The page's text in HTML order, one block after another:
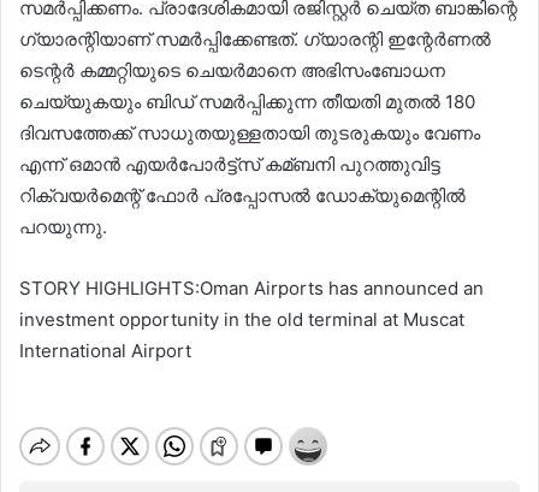
സമർപ്പിക്കണം. പ്രാദേശികമായി രജിസ്റ്റർ ചെയ്ത ബാങ്കിന്റെ
ഗ്യാരന്റിയാണ് സമർപ്പിക്കേണ്ടത്. ഗ്യാരന്റി ഇന്റേർണല്‍
ടെന്റർ കമ്മറ്റിയുടെ ചെയർമാനെ അഭിസംബോധന
ചെയ്യുകയും ബിഡ് സമർപ്പിക്കുന്ന തീയതി മുതല്‍ 180
ദിവസത്തേക്ക് സാധുതയുള്ളതായി തുടരുകയും വേണം
എന്ന് ഒമാൻ എയർപോർട്ട്‌സ് കമ്ബനി പുറത്തുവിട്ട
റിക്വയർമെന്റ് ഫോർ പ്രപ്പോസല്‍ ഡോക്യുമെന്റില്‍
പറയുന്നു.
STORY HIGHLIGHTS:Oman Airports has announced an
investment opportunity in the old terminal at Muscat
International Airport